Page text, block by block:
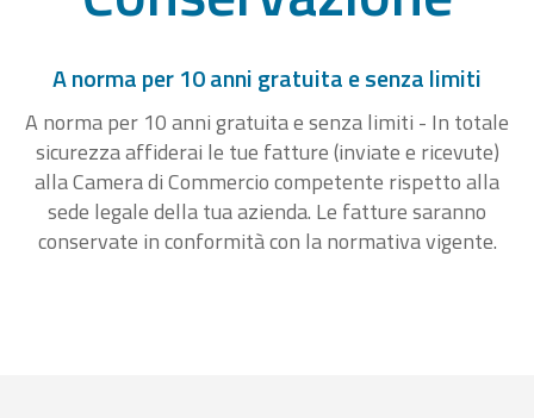
A norma per 10 anni gratuita e senza limiti
A norma per 10 anni gratuita e senza limiti - In totale
sicurezza affiderai le tue fatture (inviate e ricevute)
alla Camera di Commercio competente rispetto alla
sede legale della tua azienda. Le fatture saranno
conservate in conformità con la normativa vigente.